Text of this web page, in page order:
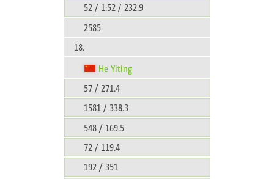
52 / 1:52 / 232.9
2585
18.
He Yiting
57 / 271.4
1581 / 338.3
548 / 169.5
72 / 119.4
192 / 351